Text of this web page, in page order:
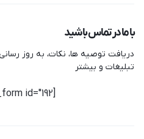
با ما در تماس باشید
دریافت توصیه ها، نکات، به روز
تبلیغات و بیشتر
[mc4wp_form id="192"]